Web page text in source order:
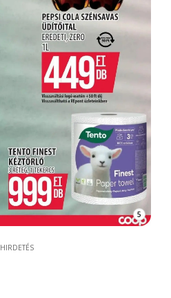
5
HIRDETÉS